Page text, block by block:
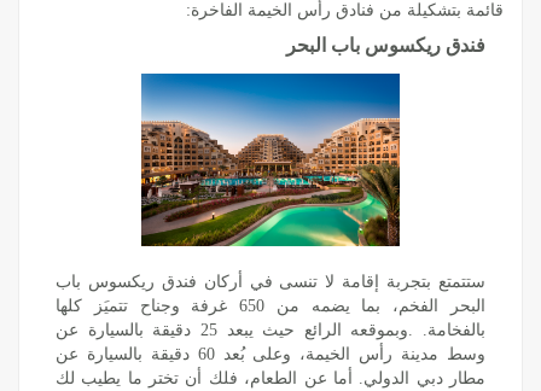
قائمة بتشكيلة من فنادق رأس الخيمة الفاخرة:
فندق ريكسوس باب البحر ‏
ستتمتع بتجربة إقامة لا تنسى في أركان فندق ريكسوس باب
البحر الفخم، بما يضمه من 650 غرفة وجناح تتميَز كلها
بالفخامة. .وبموقعه الرائع حيث يبعد 25 دقيقة بالسيارة عن
وسط مدينة رأس الخيمة، وعلى بُعد 60 دقيقة بالسيارة عن
مطار دبي الدولي. أما عن الطعام، فلك أن تختر ما يطيب لك